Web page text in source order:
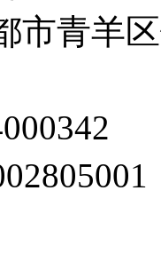
市青羊